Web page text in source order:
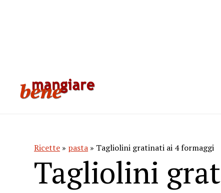
Ricette » pasta » Tagliolini gratinati ai 4 formaggi
Tagliolini